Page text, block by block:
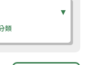
類